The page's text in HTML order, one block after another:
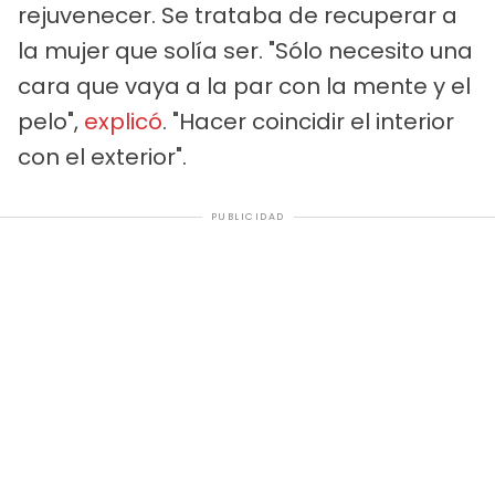
rejuvenecer. Se trataba de recuperar a
la mujer que solía ser. "Sólo necesito una
cara que vaya a la par con la mente y el
pelo", explicó. "Hacer coincidir el interior
con el exterior".
PUBLICIDAD